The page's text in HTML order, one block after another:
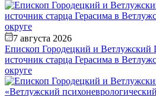
7 августа 2026
Епископ Городецкий и Ветлужский
источник старца Герасима в
округе